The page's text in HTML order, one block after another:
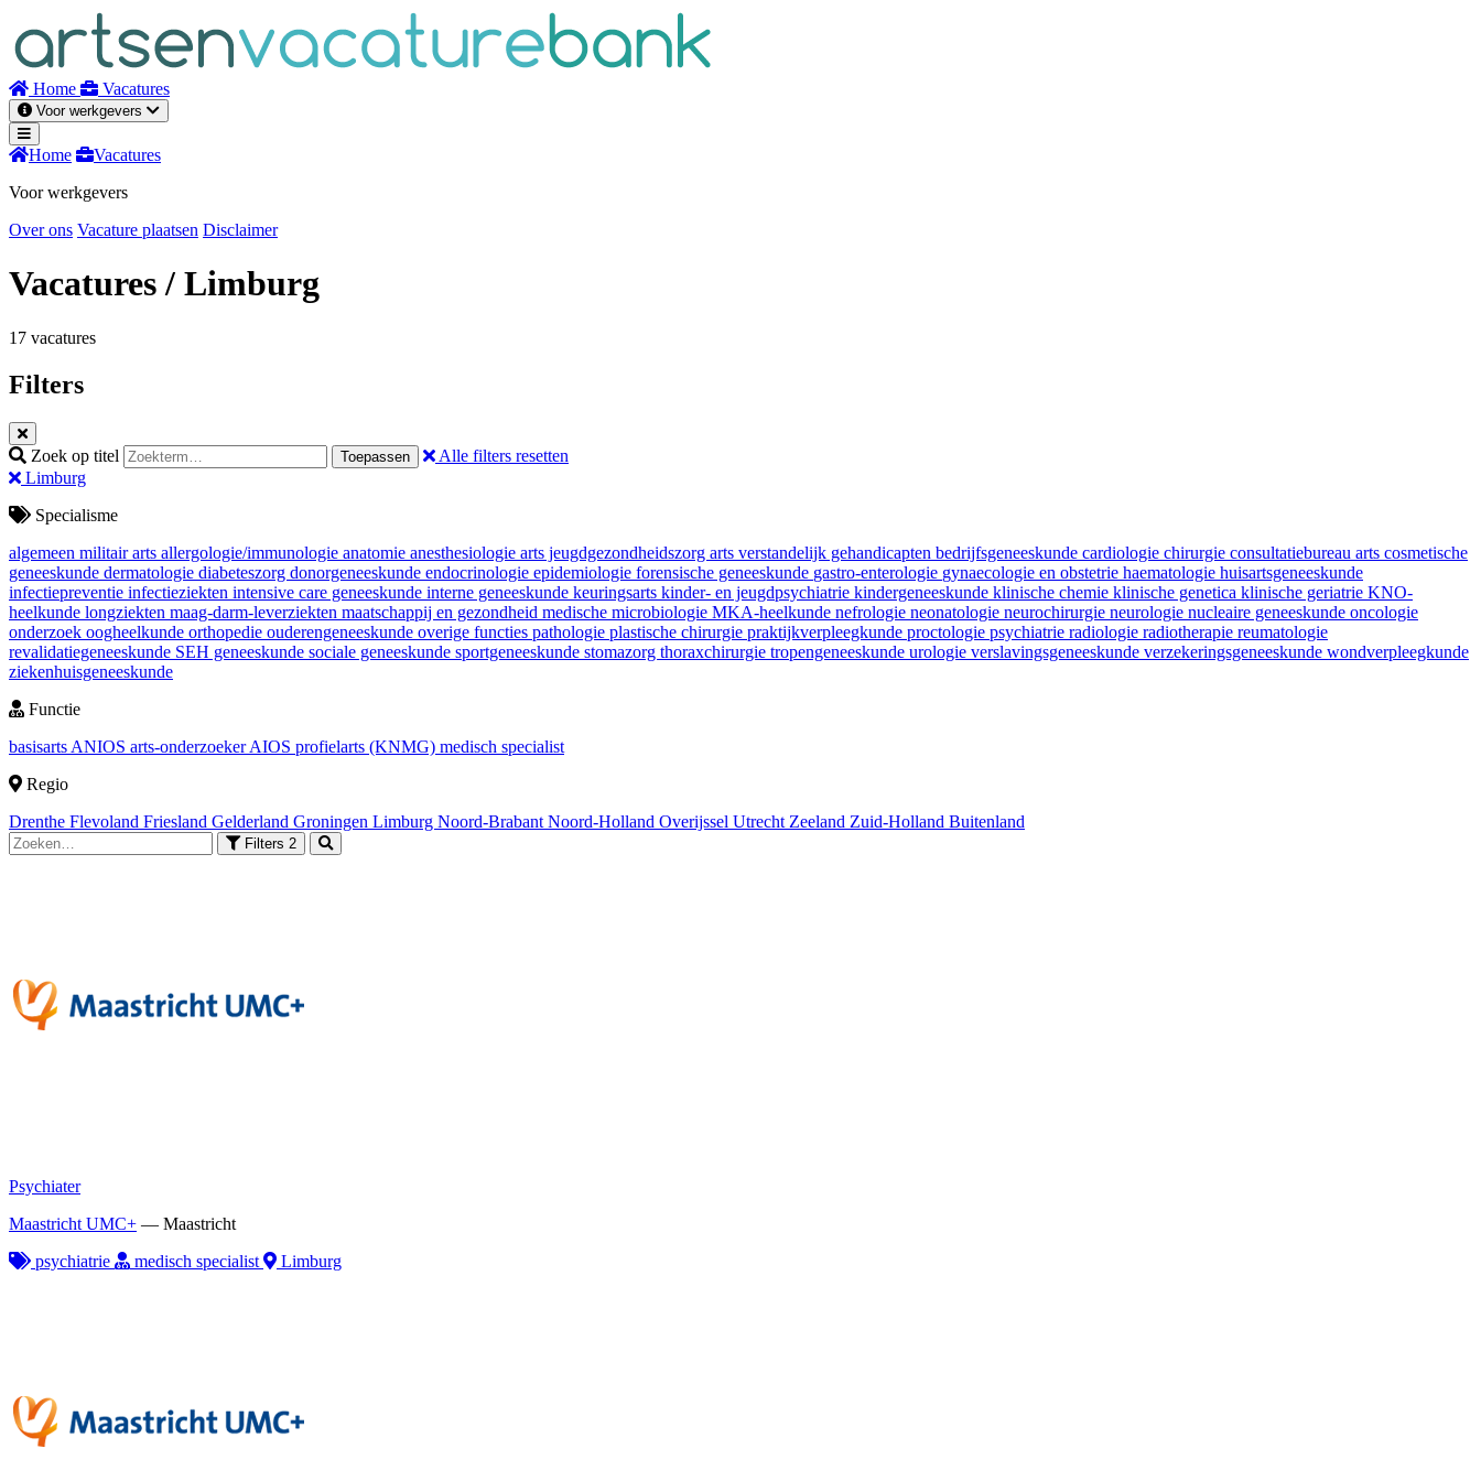
inhoud
Home Vacatures
Voor werkgevers
Home
Vacatures
Voor werkgevers
Over ons Vacature plaatsen Disclaimer
Vacatures/ Limburg
17 vacatures
Filters
Zoek op titel Toepassen
Alle filters resetten
Limburg
Specialisme
algemeen militair arts allergologie/immunologie anatomie anesthesiologie arts jeugdgezondheidszorg arts verstandelijk gehandicapten bedrijfsgeneeskunde cardiologie chirurgie consultatiebureau arts cosmetische
geneeskunde dermatologie diabeteszorg donorgeneeskunde endocrinologie epidemiologie forensische geneeskunde gastro-enterologie gynaecologie en obstetrie haematologie huisartsgeneeskunde
infectiepreventie infectieziekten intensive care geneeskunde interne geneeskunde keuringsarts kinder- en jeugdpsychiatrie kindergeneeskunde klinische chemie klinische genetica klinische geriatrie KNO-
heelkunde longziekten maag-darm-leverziekten maatschappij en gezondheid medische microbiologie MKA-heelkunde nefrologie neonatologie neurochirurgie neurologie nucleaire geneeskunde oncologie
onderzoek oogheelkunde orthopedie ouderengeneeskunde overige functies pathologie plastische chirurgie praktijkverpleegkunde proctologie psychiatrie radiologie radiotherapie reumatologie
revalidatiegeneeskunde SEH geneeskunde sociale geneeskunde sportgeneeskunde stomazorg thoraxchirurgie tropengeneeskunde urologie verslavingsgeneeskunde verzekeringsgeneeskunde wondverpleegkunde
ziekenhuisgeneeskunde
Functie
basisarts ANIOS arts-onderzoekerAIOS profielarts (KNMG) medisch specialist
Regio
Drenthe Flevoland Friesland Gelderland Groningen Limburg Noord-Brabant Noord-Holland Overijssel Utrecht Zeeland Zuid-Holland Buitenland
Filters 2
Psychiater
Maastricht UMC+ — Maastricht
psychiatrie
medisch specialist Limburg